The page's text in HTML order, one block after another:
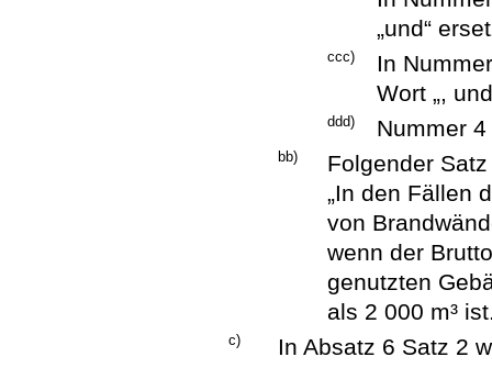
„und“
ccc)
In
Wort „,
ddd) Nummer
bb)
Folgender
„In den Fällen
von
wenn der
genutzten
als 2 000 m³
c)
In Absatz 6 Satz 2